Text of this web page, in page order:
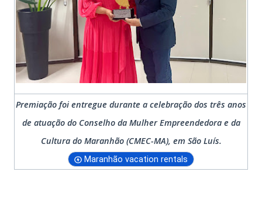
Premiação foi entregue durante a celebração dos três anos
de atuação do Conselho da Mulher Empreendedora e da
Cultura do Maranhão (CMEC-MA), em São Luís.
Maranhão vacation rentals